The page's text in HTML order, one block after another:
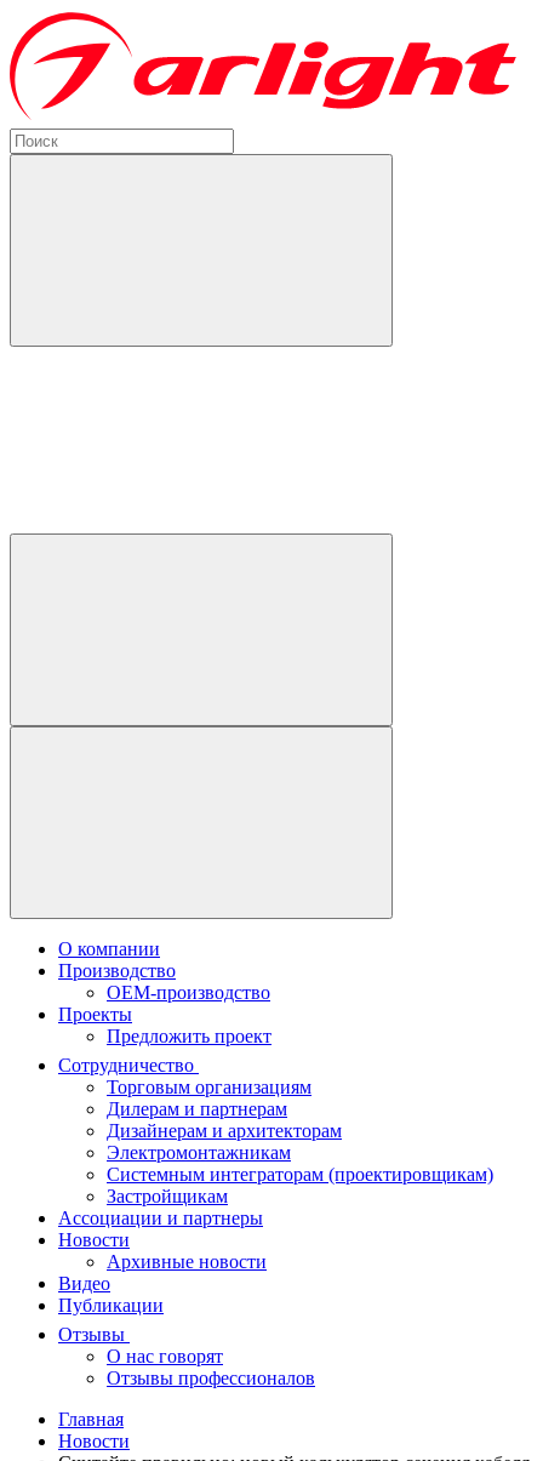
О компании
Производство
OEM-производство
Проекты
Предложить проект
Сотрудничество
Торговым организациям
Дилерам и партнерам
Дизайнерам и архитекторам
Электромонтажникам
Системным интеграторам (проектировщикам)
Застройщикам
Ассоциации и партнеры
Новости
Архивные новости
Видео
Публикации
Отзывы
О нас говорят
Отзывы профессионалов
Главная
Новости